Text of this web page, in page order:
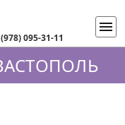
095-31-11